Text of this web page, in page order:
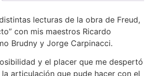
lecturas de la obra de Freud,
con mis maestros Ricardo
Brudny y Jorge Carpinacci.
y el placer que me despertó
articulación que pude hacer con el